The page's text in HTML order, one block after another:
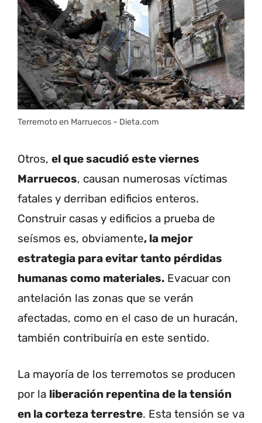
Terremoto en Marruecos – Dieta.com
Otros, el que sacudió este viernes
Marruecos, causan numerosas víctimas
fatales y derriban edificios enteros.
Construir casas y edificios a prueba de
seísmos es, obviamente, la mejor
estrategia para evitar tanto pérdidas
humanas como materiales. Evacuar con
antelación las zonas que se verán
afectadas, como en el caso de un huracán,
también contribuiría en este sentido.
La mayoría de los terremotos se producen
por la liberación repentina de la tensión
en la corteza terrestre. Esta tensión se va